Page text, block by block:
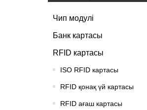
Чип модулі
Банк картасы
RFID картасы
ISO RFID картасы
RFID қонақ үй картасы
RFID ағаш картасы